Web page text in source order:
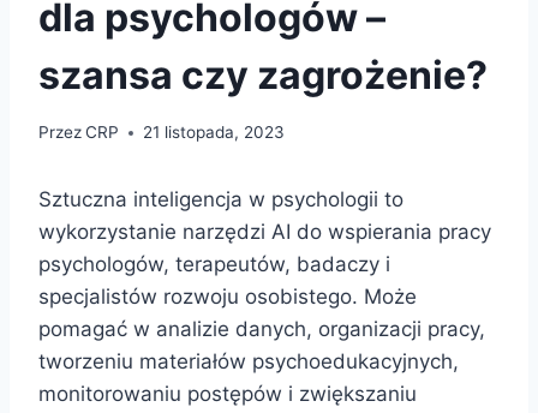
dla psychologów –
szansa czy zagrożenie?
PrzezCRP 21 listopada, 2023
Sztuczna inteligencja w psychologii to
wykorzystanie narzędzi AI do wspierania pracy
psychologów, terapeutów, badaczy i
specjalistów rozwoju osobistego. Może
pomagać w analizie danych, organizacji pracy,
tworzeniu materiałów psychoedukacyjnych,
monitorowaniu postępów i zwiększaniu